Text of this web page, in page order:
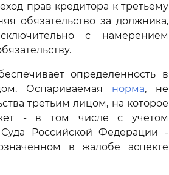
прав кредитора к третьему
обязательство за должника,
с намерением
определенность в
Оспариваемая норма, не
третьим лицом, на которое
- в том числе с учетом
Российской Федерации -
в жалобе аспекте